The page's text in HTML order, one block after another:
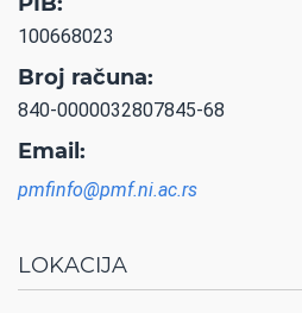
100668023
Broj računa:
840-0000032807845-68
Email:
pmfinfo@pmf.ni.ac.rs
LOKACIJA